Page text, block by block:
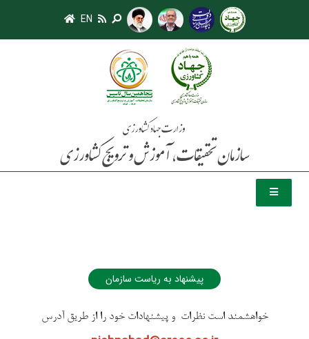
EN
پیشنهاد به ریاست سازمان
خواهشمند است نظرات و پیشنهادات خود را از طریق آدرس